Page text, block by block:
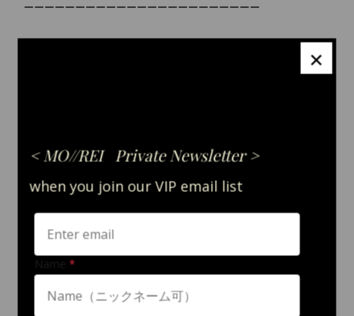
ーーーーーーーーーーーーーーーーーーーーーーー
つかりませんでした。MO//REIに出会い、「これだ」と思えた一
た。
「体型や年齢を問わず、美しく見せてくれます。」
上品で失礼のない装いができるだけでなく、着心地も抜群。デザ
インや素材の美しさに惹かれ、安心して着られる一着になりまし
×